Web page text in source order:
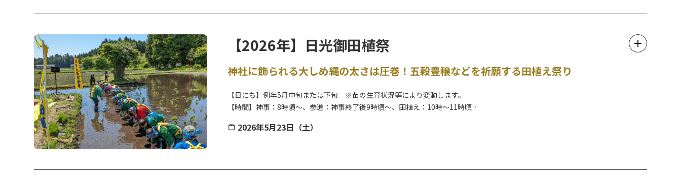
20:15 壱太郎 太鼓演奏 （湯西川地区センター）
６月７日（日） 平家大祭
10:45 赤間神宮 蘭陵王の舞
11:00 平 桜子 薩摩琵琶演奏①
11:30 Ren ケーナ演奏①
14:00 Ren ケーナ演奏②
【2026年】日光御田植祭
神社に飾られる大しめ縄の太さは圧巻！五穀豊穣などを祈願する田植え祭り
【日にち】例年5月中旬または下旬 ※苗の生育状況等により変動します。
【時間】神事：8時頃～、参進：神事終了後9時頃～、田植え：10時～11時頃
神田でしめ縄を作るための稲（古代米）の田植えを行ない、秋に刈り取った稲を用いて大しめ縄を作ります。
2026年5月23日（土）